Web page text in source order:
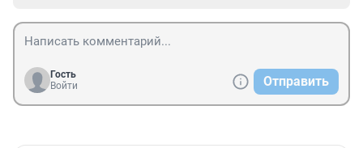
Гость
Войти
Отправить